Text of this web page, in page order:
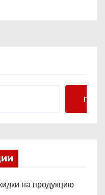
Поиск
на продукцию